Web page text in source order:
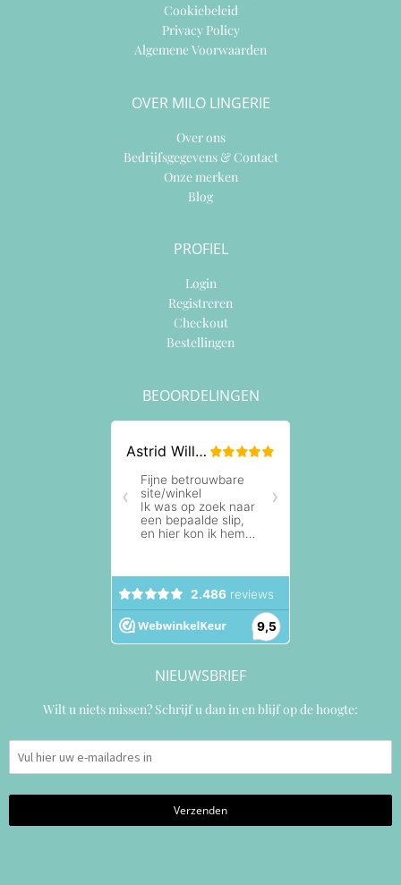
Cookiebeleid
Privacy Policy
Algemene Voorwaarden
OVER MILO LINGERIE
Over ons
Bedrijfsgegevens & Contact
Onze merken
Blog
PROFIEL
Login
Registreren
Checkout
Bestellingen
BEOORDELINGEN
NIEUWSBRIEF
Wilt u niets missen? Schrijf u dan in en blijf op de hoogte: